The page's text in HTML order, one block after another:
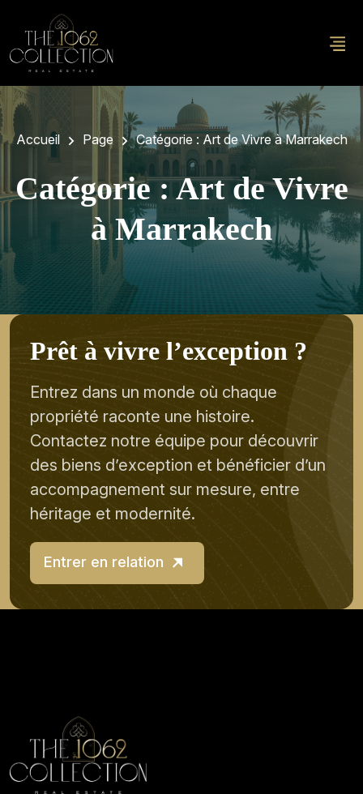
Accueil Page Catégorie : Art de Vivre à Marrakech
Catégorie :Art de Vivre
à Marrakech
Prêt à vivre l’exception ?
Entrez dans un monde où chaque
propriété raconte une histoire.
Contactez notre équipe pour découvrir
des biens d’exception et bénéficier d’un
accompagnement sur mesure, entre
héritage et modernité.
Entrer en relation